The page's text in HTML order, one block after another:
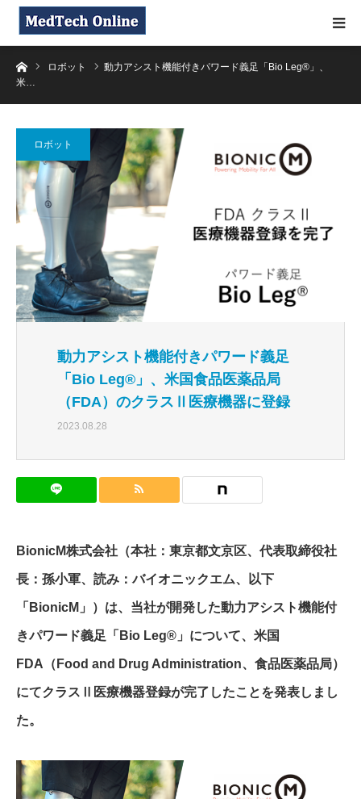
ホームロボット
動力アシスト機能付きパワード義足「Bio Leg®」、
米…
ロボット
動力アシスト機能付きパワード義足
「Bio Leg®」、米国食品医薬品局
（FDA）のクラスⅡ医療機器に登録
2023.08.28
BionicM株式会社（本社：東京都文京区、代表取締役社
長：孫小軍、読み：バイオニックエム、以下
「BionicM」）は、当社が開発した動力アシスト機能付
きパワード義足「Bio Leg®」について、米国
FDA（Food and Drug Administration、食品医薬品局）
にてクラスⅡ医療機器登録が完了したことを発表しまし
た。